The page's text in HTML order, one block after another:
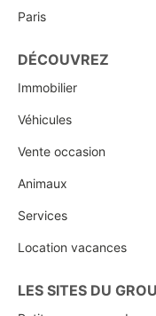
Paris
DÉCOUVREZ
Immobilier
Véhicules
Vente occasion
Animaux
Services
Location vacances
LES SITES DU